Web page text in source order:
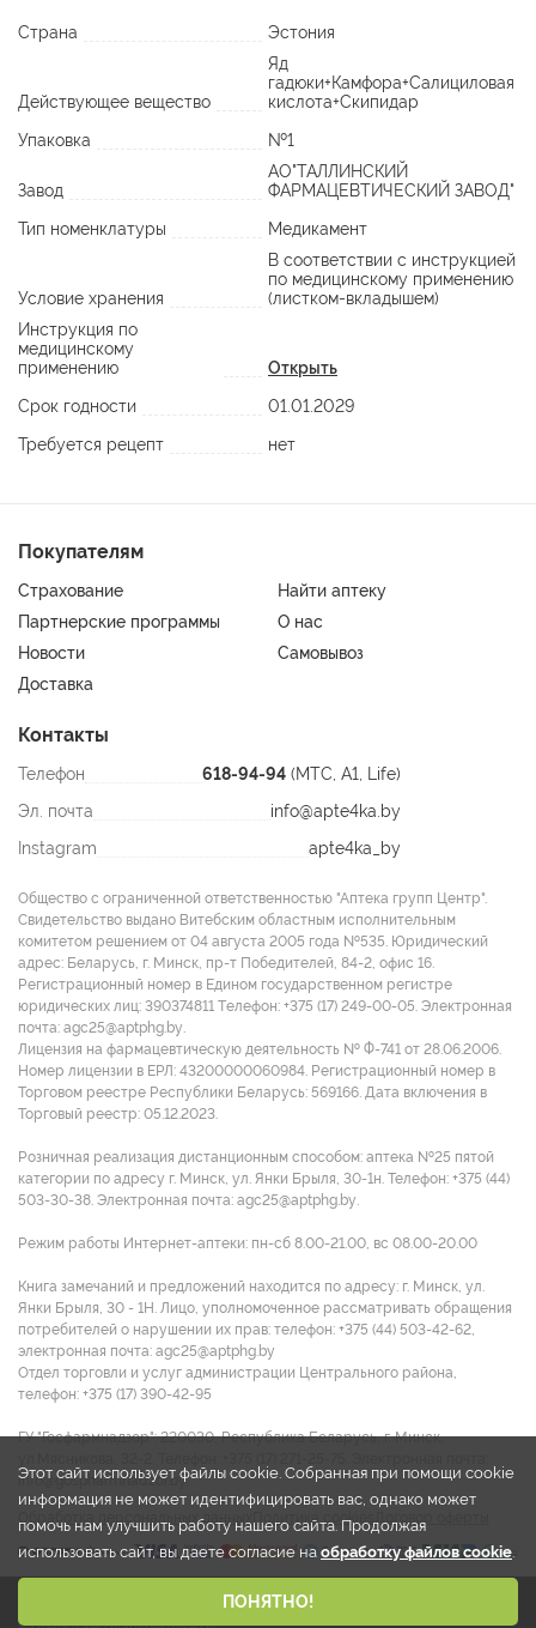
Страна Эстония
Действующее вещество
Яд
гадюки+Камфора+Салициловая
кислота+Скипидар
Упаковка
№1
Завод
АО"ТАЛЛИНСКИЙ
ФАРМАЦЕВТИЧЕСКИЙ ЗАВОД"
Тип номенклатуры
Медикамент
Условие хранения
В соответствии с инструкцией
по медицинскому применению
(листком-вкладышем)
Инструкция по
медицинскому
применению
Открыть
Срок годности
01.01.2029
Требуется рецепт
нет
Покупателям
Страхование
Найти аптеку
Партнерские программы
О нас
Новости
Самовывоз
Доставка
Контакты
Телефон 618-94-94 (МТС, A1, Life)
Эл. почта
info@apte4ka.by
Instagram
apte4ka_by
Общество с ограниченной ответственностью "Аптека групп Центр".
Свидетельство выдано Витебским областным исполнительным
комитетом решением от 04 августа 2005 года №535. Юридический
адрес: Беларусь, г. Минск, пр-т Победителей, 84-2, офис 16.
Регистрационный номер в Едином государственном регистре
юридических лиц: 390374811 Tелефон: +375 (17) 249-00-05. Электронная
почта: agc25@aptphg.by.
Лицензия на фармацевтическую деятельность № Ф-741 от 28.06.2006.
Номер лицензии в ЕРЛ: 43200000060984. Регистрационный номер в
Торговом реестре Республики Беларусь: 569166. Дата включения в
Торговый реестр: 05.12.2023.
Розничная реализация дистанционным способом: аптека №25 пятой
категории по адресу г. Минск, ул. Янки Брыля, 30-1н. Телефон: +375 (44)
503-30-38. Электронная почта: agc25@aptphg.by.
Режим работы Интернет-аптеки: пн-сб 8.00-21.00, вс 08.00-20.00
Книга замечаний и предложений находится по адресу: г. Минск, ул.
Янки Брыля, 30 - 1Н. Лицо, уполномоченное рассматривать обращения
потребителей о нарушении их прав: телефон: +375 (44) 503-42-62,
электронная почта: agc25@aptphg.by
Отдел торговли и услуг администрации Центрального района,
телефон: +375 (17) 390-42-95
ГУ "Госфармнадзор": 220030, Республика Беларусь, г. Минск,
info@gospharmnadzor.by
Обработка персональных данных Политика cookies
2026 © ООО "Аптека групп Центр"
Этот сайт использует файлы cookie. Собранная при помощи cookie
информация не может идентифицировать вас, однако может
помочь нам улучшить работу нашего сайта. Продолжая
использовать сайт, вы даете согласие на обработку файлов cookie.
ПОНЯТНО!